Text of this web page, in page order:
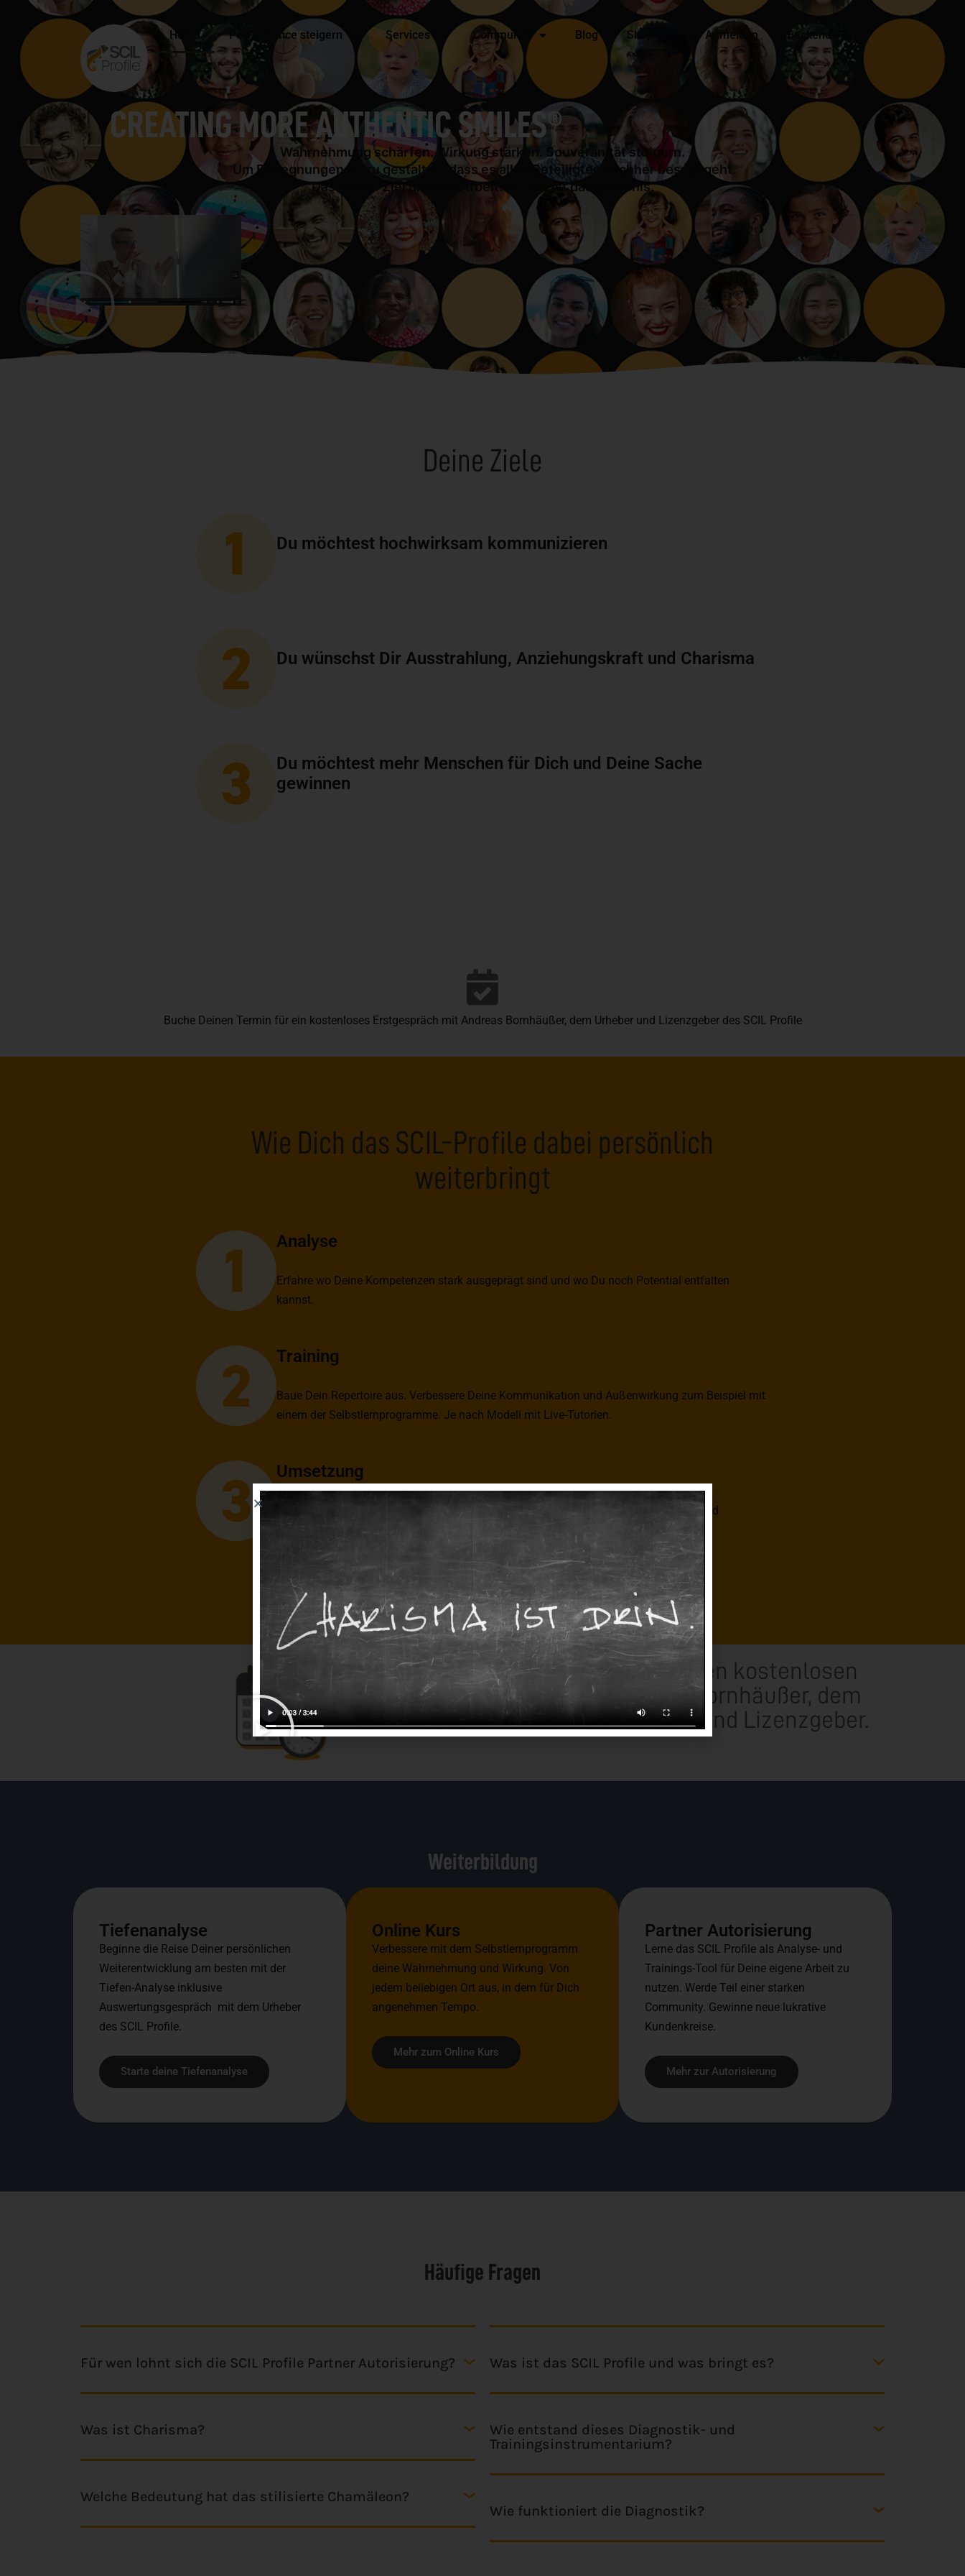
Home Performance steigern Services Community Blog Shop Anmelden Backend
CREATING MORE AUTHENTIC SMILES®​
Wahrnehmung schärfen. Wirkung stärken. Souveränität steigern.
Um Begegnungen so zu gestalten, dass es allen Beteiligten nachher besser geht.
Das ist das Ziel unserer Arbeit. Und es ist das Ergebnis.
Deine Ziele
Du möchtest hochwirksam kommunizieren
Du wünschst Dir Ausstrahlung, Anziehungskraft und Charisma
Du möchtest mehr Menschen für Dich und Deine Sache
gewinnen
Buche Deinen Termin für ein kostenloses Erstgespräch mit Andreas Bornhäußer, dem Urheber und Lizenzgeber des SCIL Profile
Wie Dich das SCIL-Profile dabei persönlich
weiterbringt
Analyse
Erfahre wo Deine Kompetenzen stark ausgeprägt sind und wo Du noch Potential entfalten
kannst.
Training
Baue Dein Repertoire aus. Verbessere Deine Kommunikation und Außenwirkung zum Beispiel mit
einem der Selbstlernprogramme. Je nach Modell mit Live-Tutorien.
Umsetzung
Komme durch das Training gezielt ins Tun und erreiche Deine Ziele. Schnell. Sicher. Und
Sichere Dir jetzt Deinen kostenlosen
Termin mit Andreas Bornhäußer, dem
SCIL Profile Urheber und Lizenzgeber.
Weiterbildung
Tiefenanalyse
Beginne die Reise Deiner persönlichen
Weiterentwicklung am besten mit der
Tiefen-Analyse inklusive
Auswertungsgespräch mit dem Urheber
des SCIL Profile.
Starte deine Tiefenanalyse
Online Kurs
Verbessere mit dem Selbstlernprogramm
deine Wahrnehmung und Wirkung. Von
jedem beliebigen Ort aus, in dem für Dich
angenehmen Tempo.
Mehr zum Online Kurs
Partner Autorisierung
Lerne das SCIL Profile als Analyse- und
Trainings-Tool für Deine eigene Arbeit zu
nutzen. Werde Teil einer starken
Community. Gewinne neue lukrative
Kundenkreise.
Mehr zur Autorisierung
Häufige Fragen
Für wen lohnt sich die SCIL Profile Partner Autorisierung?
Was ist Charisma?
Welche Bedeutung hat das stilisierte Chamäleon?
Was ist das SCIL Profile und was bringt es?
Wie entstand dieses Diagnostik- und
Trainingsinstrumentarium?
Wie funktioniert die Diagnostik?